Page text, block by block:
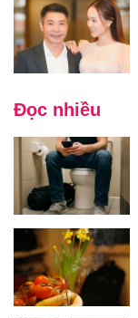
Đọc nhiều